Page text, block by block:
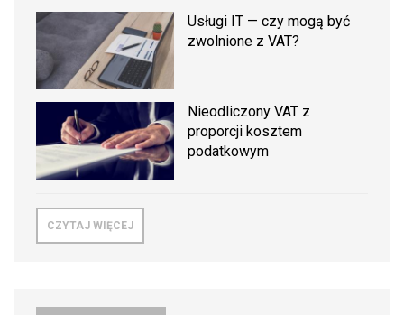
Usługi IT — czy mogą być
zwolnione z VAT?
Nieodliczony VAT z
proporcji kosztem
podatkowym
CZYTAJ WIĘCEJ